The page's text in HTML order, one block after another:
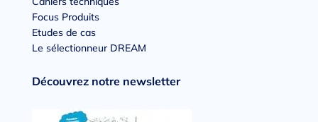
Focus Produits
Etudes de cas
Le sélectionneur DREAM
Découvrez notre newsletter